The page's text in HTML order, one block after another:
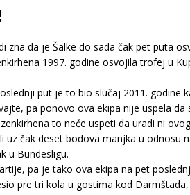
da je Šalke do sada čak pet puta
1997. godine osvojila trofej u
put je to bio slučaj 2011. godine
pa ponovo ova ekipa nije uspela
to neće uspeti da uradi ni
čak deset bodova manjka u odnosu
u Bundesligu.
pa je tako ova ekipa na pet
pre tri kola u gostima kod